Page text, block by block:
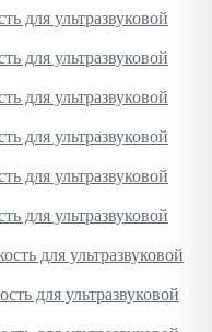
для ультразвуковой
для ультразвуковой
для ультразвуковой
для ультразвуковой
для ультразвуковой
для ультразвуковой
для ультразвуковой
для ультразвуковой